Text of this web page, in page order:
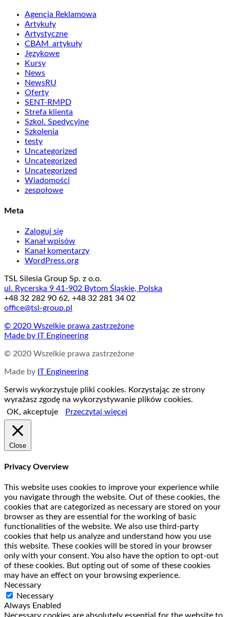
Agencja Reklamowa
Artykuły
Artystyczne
CBAM_artykuły
Językowe
Kursy
News
NewsRU
Oferty
SENT-RMPD
Strefa klienta
Szkol. Spedycyjne
Szkolenia
testy
Uncategorized
Uncategorized
Uncategorized
Wiadomości
zespołowe
Meta
Zaloguj się
Kanał wpisów
Kanał komentarzy
WordPress.org
TSL Silesia Group Sp. z o.o.
ul. Rycerska 9 41-902 Bytom Śląskie, Polska
+48 32 282 90 62, +48 32 281 34 02
office@tsl-group.pl
© 2020 Wszelkie prawa zastrzeżone
Made by IT Engineering
© 2020 Wszelkie prawa zastrzeżone
Made by IT Engineering
Serwis wykorzystuje pliki cookies. Korzystając ze strony
wyrażasz zgodę na wykorzystywanie plików cookies.
OK, akceptuje
Przeczytaj więcej
Close
Privacy Overview
This website uses cookies to improve your experience while
you navigate through the website. Out of these cookies, the
cookies that are categorized as necessary are stored on your
browser as they are essential for the working of basic
functionalities of the website. We also use third-party
cookies that help us analyze and understand how you use
this website. These cookies will be stored in your browser
only with your consent. You also have the option to opt-out
of these cookies. But opting out of some of these cookies
may have an effect on your browsing experience.
Necessary
Necessary
Always Enabled